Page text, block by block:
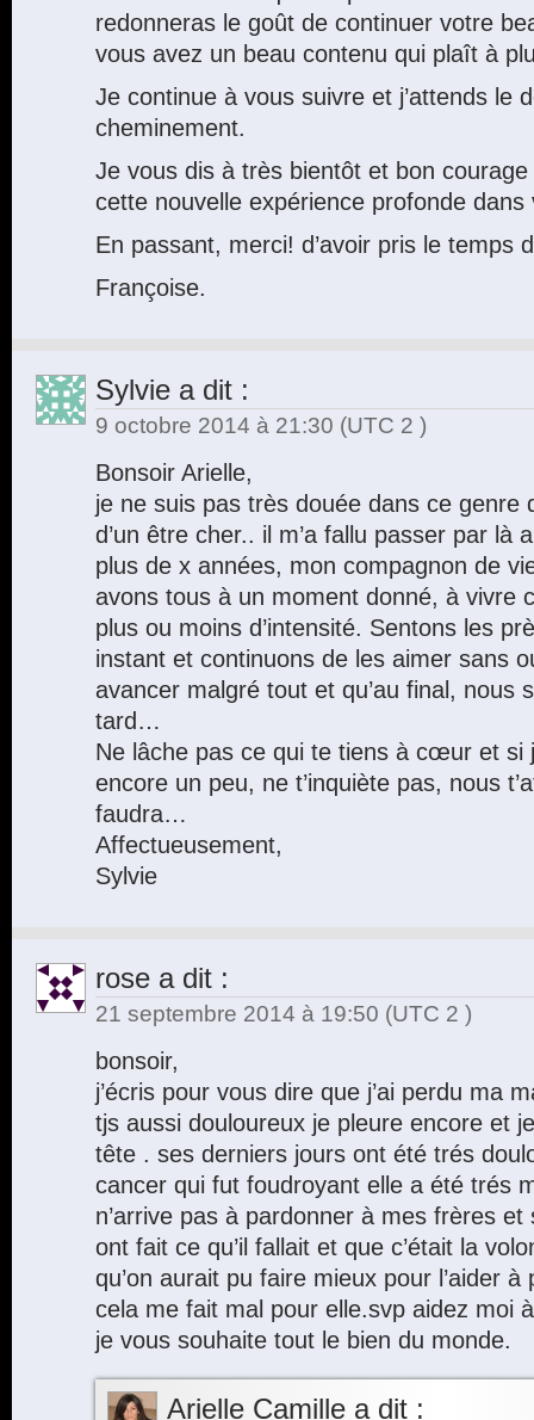
redonneras le goût de continuer votre
vous avez un beau contenu qui plaît à
Je continue à vous suivre et j’attends le
cheminement.
Je vous dis à très bientôt et bon
cette nouvelle expérience profonde dans
En passant, merci! d’avoir pris le temps
Françoise.
Sylvie a dit :
9 octobre 2014 à 21:30 (UTC 2 )
Bonsoir Arielle,
je ne suis pas très douée dans ce genre
d’un être cher.. il m’a fallu passer par là
plus de x années, mon compagnon de
avons tous à un moment donné, à vivre
plus ou moins d’intensité. Sentons les
instant et continuons de les aimer sans
avancer malgré tout et qu’au final, nous
tard…
Ne lâche pas ce qui te tiens à cœur et si
encore un peu, ne t’inquiète pas, nous
faudra…
Affectueusement,
Sylvie
rose a dit :
21 septembre 2014 à 19:50 (UTC 2 )
bonsoir,
j’écris pour vous dire que j’ai perdu ma
tjs aussi douloureux je pleure encore et
tête . ses derniers jours ont été trés
cancer qui fut foudroyant elle a été trés
n’arrive pas à pardonner à mes frères et
ont fait ce qu’il fallait et que c’était la
qu’on aurait pu faire mieux pour l’aider
cela me fait mal pour elle.svp aidez moi
je vous souhaite tout le bien du monde.
Arielle Camille a dit :